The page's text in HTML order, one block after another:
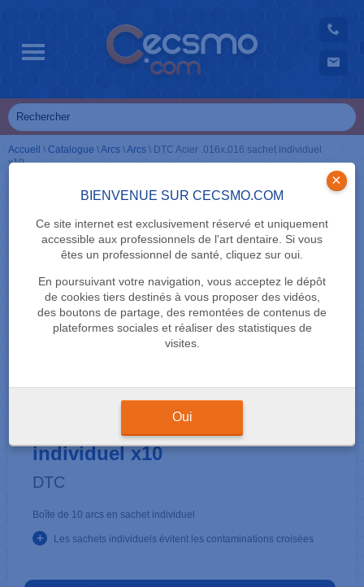
BIENVENUE SUR CECSMO.COM
Ce site internet est exclusivement réservé et uniquement
accessible aux professionnels de l'art dentaire. Si vous
êtes un professionnel de santé, cliquez sur oui.
En poursuivant votre navigation, vous acceptez le dépôt
de cookies tiers destinés à vous proposer des vidéos,
des boutons de partage, des remontées de contenus de
plateformes sociales et réaliser des statistiques de
visites.
×
Oui
Accueil \ Catalogue \Arcs \Arcs \ DTC Acier .016x.016 sachet individuel
x10
DTC Acier .016x.016 sachet
individuel x10
DTC
Boîte de 10 arcs en sachet individuel
+ Les sachets individuels évitent les contaminations croisées